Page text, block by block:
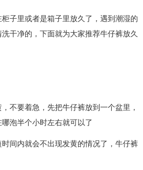
子里或者是箱子里放久了，遇到潮湿的
干净的，下面就为大家推荐牛仔裤放久
不要着急，先把牛仔裤放到一个盆里，
泡半个小时左右就可以了
间内就会不出现发黄的情况了，牛仔裤